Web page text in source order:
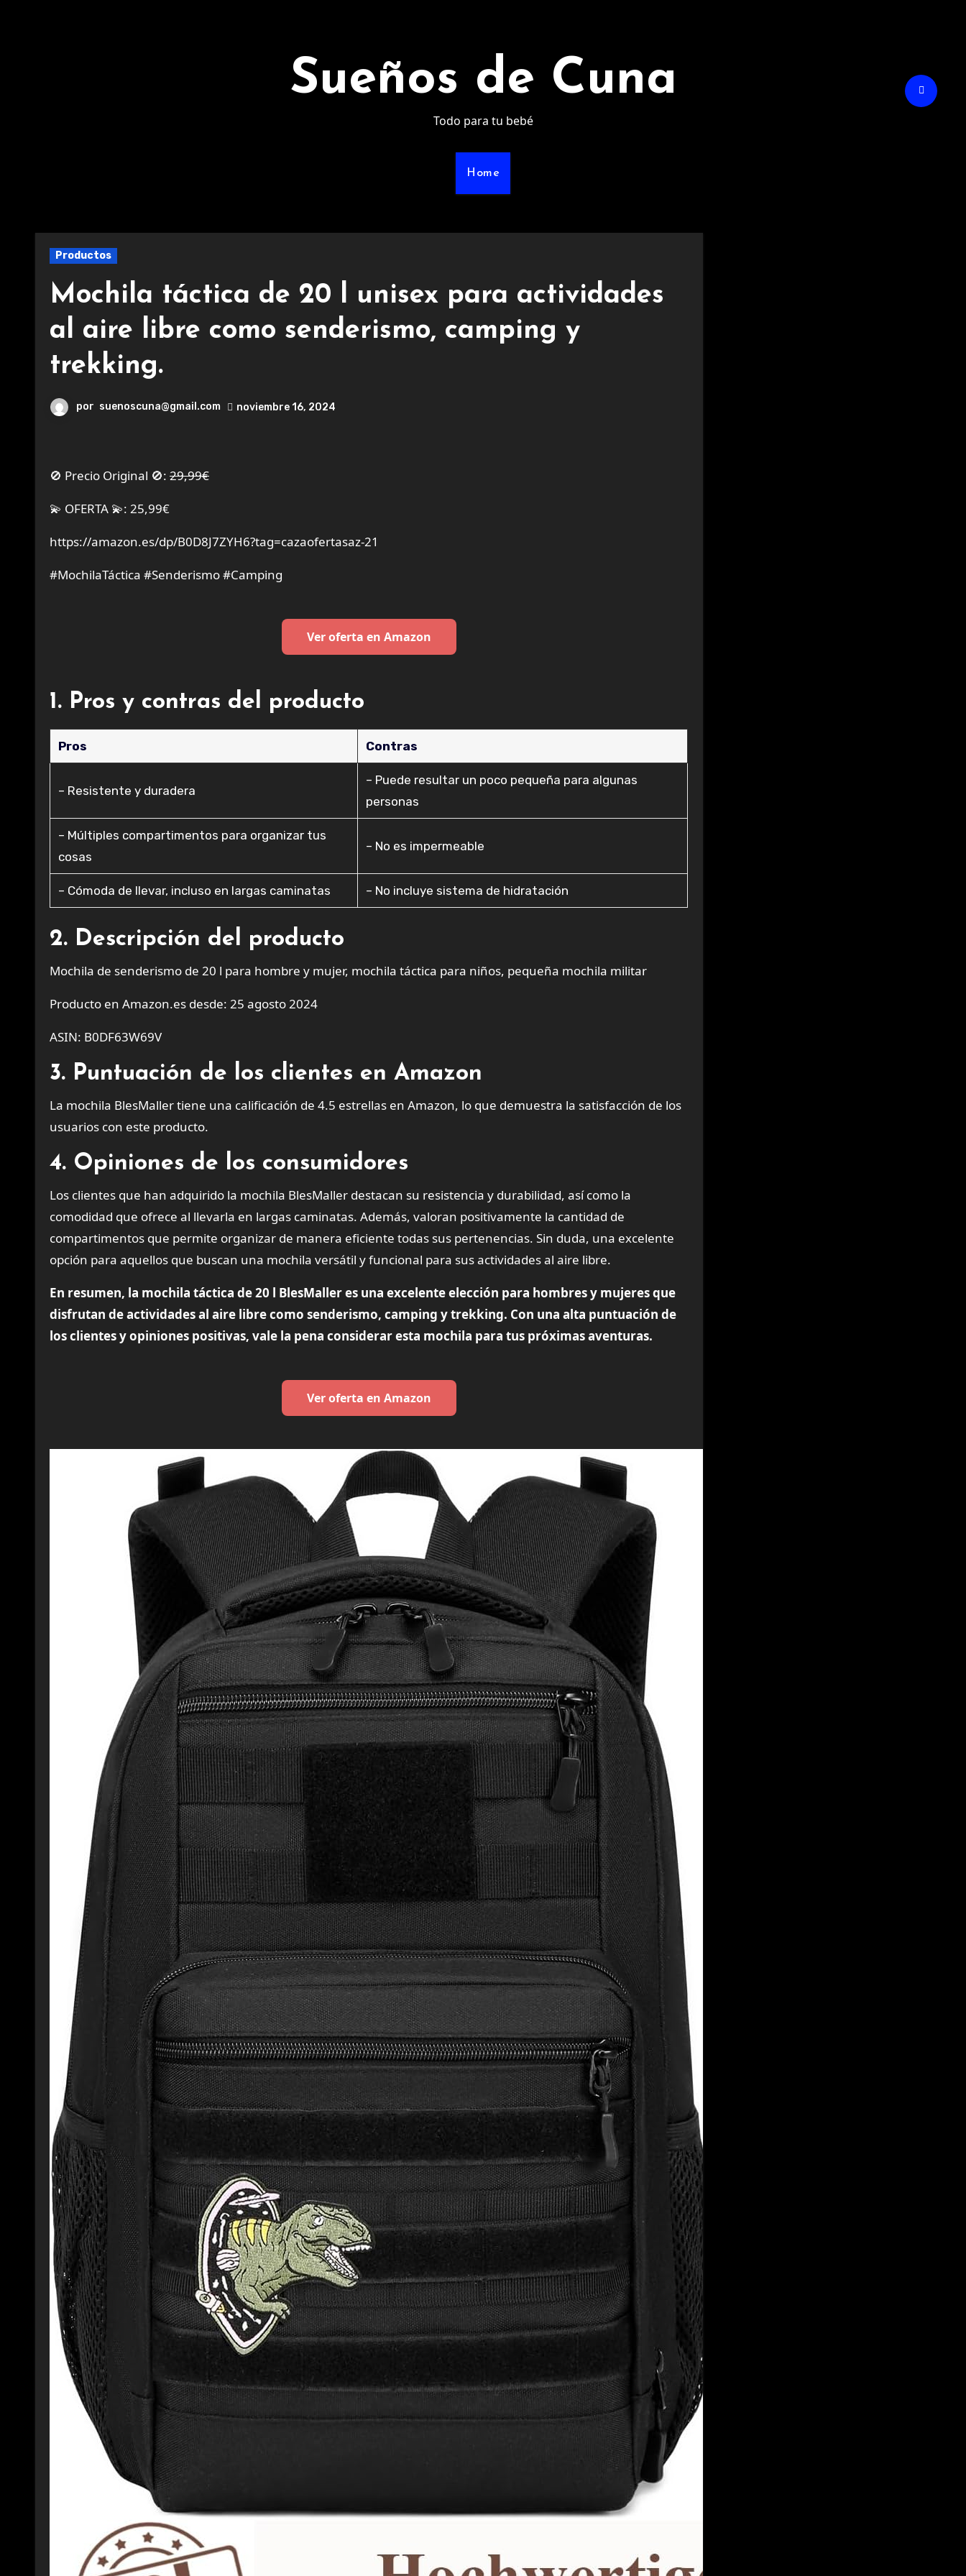
Sueños de Cuna
Todo para tu bebé
Home
Productos
Mochila táctica de 20 l unisex para actividades
al aire libre como senderismo, camping y
trekking.
por suenoscuna@gmail.com noviembre 16, 2024
🚫 Precio Original 🚫: 29,99€
💫 OFERTA 💫: 25,99€
https://amazon.es/dp/B0D8J7ZYH6?tag=cazaofertasaz-21
#MochilaTáctica #Senderismo #Camping
Ver oferta en Amazon
1. Pros y contras del producto
Pros Contras
– Resistente y duradera
– Puede resultar un poco pequeña para algunas
personas
– Múltiples compartimentos para organizar tus
cosas
– No es impermeable
– Cómoda de llevar, incluso en largas caminatas – No incluye sistema de hidratación
2. Descripción del producto
Mochila de senderismo de 20 l para hombre y mujer, mochila táctica para niños, pequeña mochila militar
Producto en Amazon.es desde: 25 agosto 2024
ASIN: B0DF63W69V
3. Puntuación de los clientes en Amazon
La mochila BlesMaller tiene una calificación de 4.5 estrellas en Amazon, lo que demuestra la satisfacción de los
usuarios con este producto.
4. Opiniones de los consumidores
Los clientes que han adquirido la mochila BlesMaller destacan su resistencia y durabilidad, así como la
comodidad que ofrece al llevarla en largas caminatas. Además, valoran positivamente la cantidad de
compartimentos que permite organizar de manera eficiente todas sus pertenencias. Sin duda, una excelente
opción para aquellos que buscan una mochila versátil y funcional para sus actividades al aire libre.
En resumen, la mochila táctica de 20 l BlesMaller es una excelente elección para hombres y mujeres que
disfrutan de actividades al aire libre como senderismo, camping y trekking. Con una alta puntuación de
los clientes y opiniones positivas, vale la pena considerar esta mochila para tus próximas aventuras.
Ver oferta en Amazon